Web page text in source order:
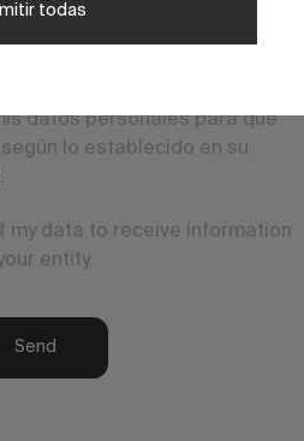
datos personales para que
lo establecido en su
.
my data to receive information
entity.
Send
todas